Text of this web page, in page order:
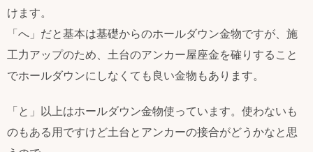
けます。
「へ」だと基本は基礎からのホールダウン金物ですが、施
工力アップのため、土台のアンカー屋座金を確りすること
でホールダウンにしなくても良い金物もあります。
「と」以上はホールダウン金物使っています。使わないも
のもある用ですけど土台とアンカーの接合がどうかなと思